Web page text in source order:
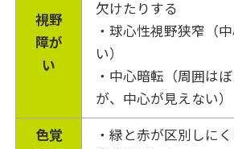
視野
障が
い
欠けたりする
・球心性視野狭窄（
い）
・中心暗転（周囲は
が、中心が見えない）
色覚
・緑と赤が区別しに